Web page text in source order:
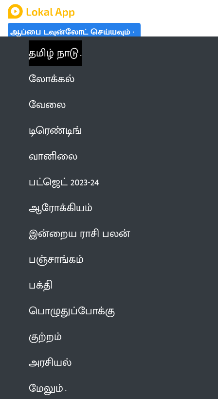
ஆப்பை டவுன்லோட் செய்யவும்
தமிழ் நாடு
லோக்கல்
வேலை
டிரெண்டிங்
வானிலை
பட்ஜெட் 2023-24
ஆரோக்கியம்
இன்றைய ராசி பலன்
பஞ்சாங்கம்
பக்தி
பொழுதுப்போக்கு
குற்றம்
அரசியல்
மேலும்